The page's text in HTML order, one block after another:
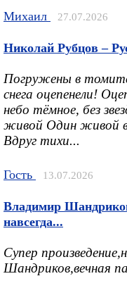
Михаил 27.07.2026
Николай Рубцов –
Погружены в
снега оцепенели!
небо тёмное, без
живой Один живой в
Вдруг тихи...
Гость 13.07.2026
Владимир
навсегда...
Супер
Шандриков,вечная